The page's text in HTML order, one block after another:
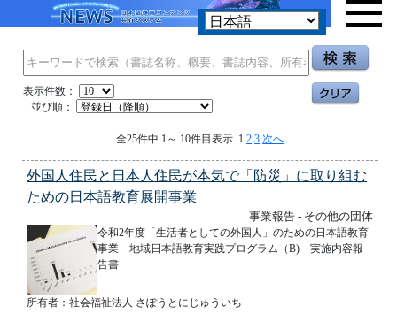
表示件数：
並び順：
全25件中 1～ 10件目表示 12 3 次へ
外国人住民と日本人住民が本気で「防災」に取り組む
ための日本語教育展開事業
事業報告 - その他の団体
令和2年度「生活者としての外国人」のための日本語教育
事業 地域日本語教育実践プログラム（B) 実施内容報
告書
所有者：社会福祉法人 さぽうとにじゅういち